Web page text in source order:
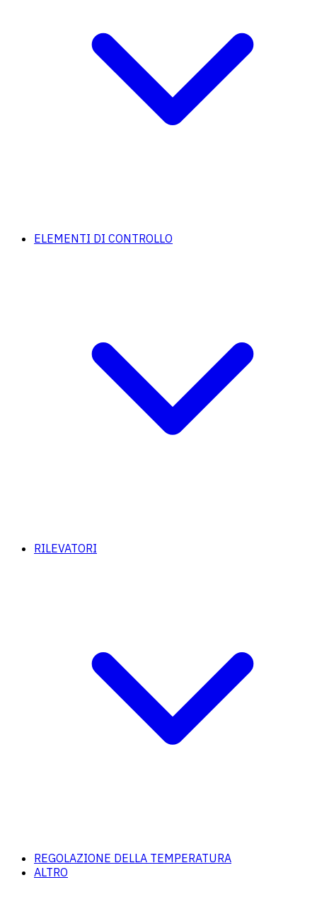
ELEMENTI DI CONTROLLO
RILEVATORI
REGOLAZIONE DELLA TEMPERATURA
ALTRO